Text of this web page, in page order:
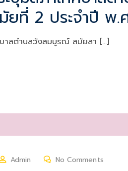
ที่ 2 ประจำปี พ.
บาลตำบลวังสมบูรณ์ สมัยสา […]
Admin No Comments